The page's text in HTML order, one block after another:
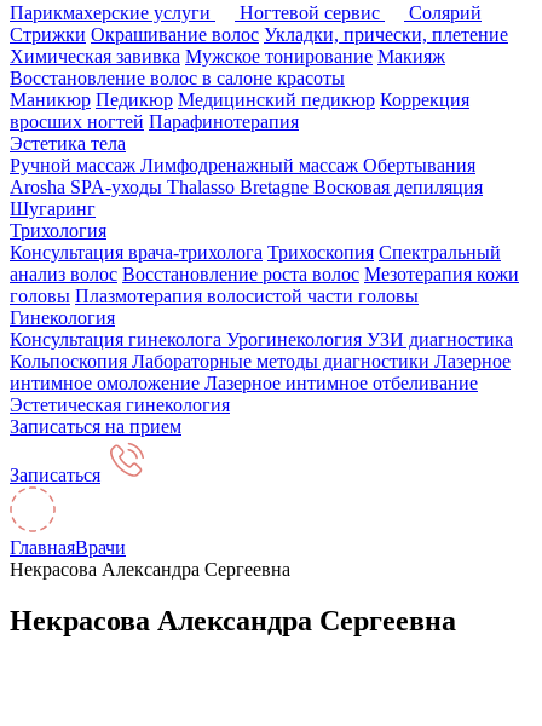
Парикмахерские услуги
Ногтевой сервис
Солярий
Стрижки Окрашивание волос Укладки, прически, плетение
Химическая завивка Мужское тонирование Макияж
Восстановление волос в салоне красоты
Маникюр Педикюр Медицинский педикюр Коррекция
вросших ногтей Парафинотерапия
Эстетика тела
Ручной массаж Лимфодренажный массаж Обертывания
Arosha SPA-уходы Thalasso Bretagne Восковая депиляция
Шугаринг
Трихология
Консультация врача-трихолога Трихоскопия Спектральный
анализ волос Восстановление роста волос Мезотерапия кожи
головы Плазмотерапия волосистой части головы
Гинекология
Консультация гинеколога Урогинекология УЗИ диагностика
Кольпоскопия Лабораторные методы диагностики Лазерное
интимное омоложение Лазерное интимное отбеливание
Эстетическая гинекология
Записаться на прием
Записаться
ГлавнаяВрачи
Некрасова Александра Сергеевна
Некрасова Александра Сергеевна